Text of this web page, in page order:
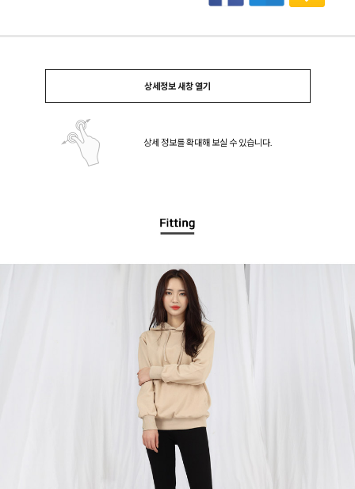
상세정보 새창 열기
상세 정보를 확대해 보실 수 있습니다.